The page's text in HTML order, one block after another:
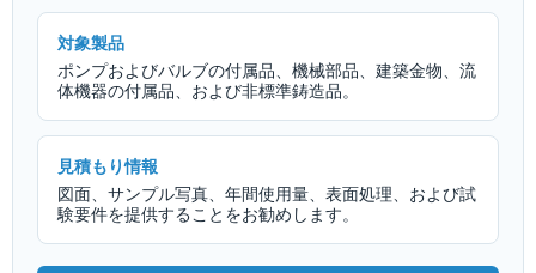
対象製品
ポンプおよびバルブの付属品、機械部品、建築金物、流
体機器の付属品、および非標準鋳造品。
見積もり情報
図面、サンプル写真、年間使用量、表面処理、および試
験要件を提供することをお勧めします。